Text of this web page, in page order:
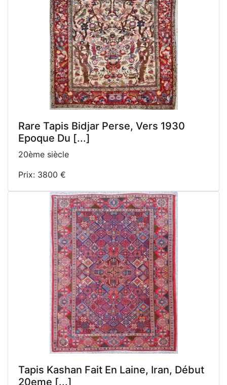
Rare Tapis Bidjar Perse, Vers 1930
Epoque Du [...]
20ème siècle
Prix: 3800 €
Tapis Kashan Fait En Laine, Iran, Début
20eme [...]